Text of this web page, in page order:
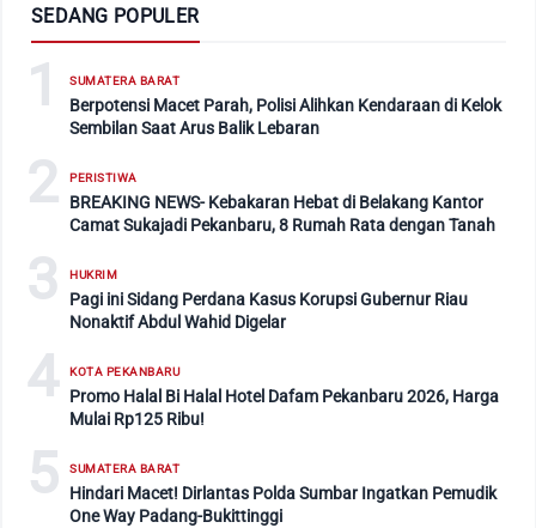
SEDANG POPULER
1 SUMATERA BARAT
Berpotensi Macet Parah, Polisi Alihkan Kendaraan di Kelok
Sembilan Saat Arus Balik Lebaran
2 PERISTIWA
BREAKING NEWS- Kebakaran Hebat di Belakang Kantor
Camat Sukajadi Pekanbaru, 8 Rumah Rata dengan Tanah
3 HUKRIM
Pagi ini Sidang Perdana Kasus Korupsi Gubernur Riau
Nonaktif Abdul Wahid Digelar
4 KOTA PEKANBARU
Promo Halal Bi Halal Hotel Dafam Pekanbaru 2026, Harga
Mulai Rp125 Ribu!
5 SUMATERA BARAT
Hindari Macet! Dirlantas Polda Sumbar Ingatkan Pemudik
One Way Padang-Bukittinggi